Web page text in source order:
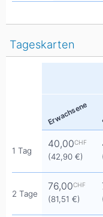
Tageskarten
Erwachsene
1 Tag
40,00CHF
(42,90 €)
2 Tage
76,00CHF
(81,51 €)